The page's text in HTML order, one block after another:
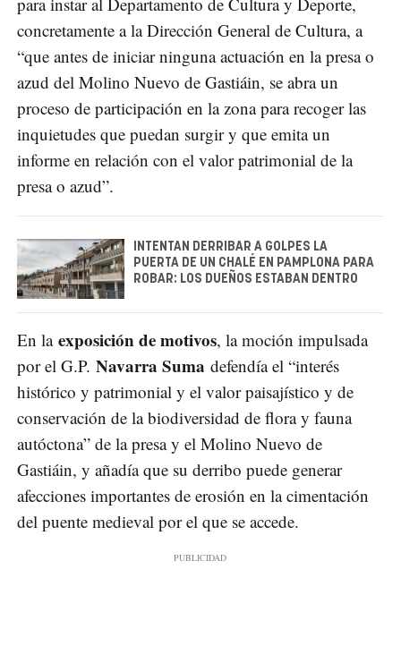
concretamente a la Dirección General de Cultura, a
“que antes de iniciar ninguna actuación en la presa o
azud del Molino Nuevo de Gastiáin, se abra un
proceso de participación en la zona para recoger las
inquietudes que puedan surgir y que emita un
informe en relación con el valor patrimonial de la
presa o azud”.
INTENTAN DERRIBAR A GOLPES LA
PUERTA DE UN CHALÉ EN PAMPLONA PARA
ROBAR: LOS DUEÑOS ESTABAN DENTRO
En laexposición de motivos, la moción impulsada
por el G.P. Navarra Suma defendía el “interés
histórico y patrimonial y el valor paisajístico y de
conservación de la biodiversidad de flora y fauna
autóctona” de la presa y el Molino Nuevo de
Gastiáin, y añadía que su derribo puede generar
afecciones importantes de erosión en la cimentación
del puente medieval por el que se accede.